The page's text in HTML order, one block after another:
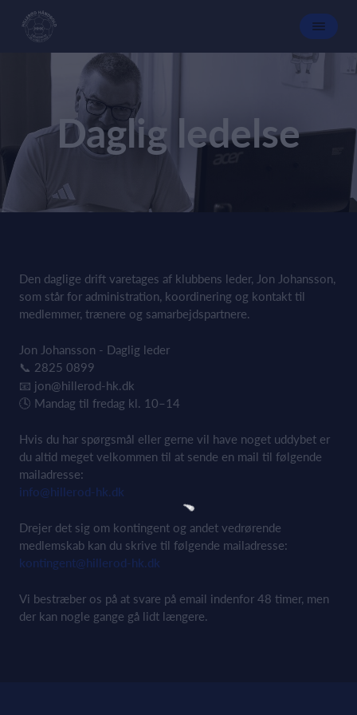
Daglig ledelse
Den daglige drift varetages af klubbens leder, Jon Johansson,
som står for administration, koordinering og kontakt til
medlemmer, trænere og samarbejdspartnere.
Jon Johansson - Daglig leder
📞 2825 0899
📧 jon@hillerod-hk.dk
🕓 Mandag til fredag kl. 10–14
Hvis du har spørgsmål eller gerne vil have noget uddybet er
du altid meget velkommen til at sende en mail til følgende
mailadresse:
info@hillerod-hk.dk
Drejer det sig om kontingent og andet vedrørende
medlemskab kan du skrive til følgende mailadresse:
kontingent@hillerod-hk.dk
Vi bestræber os på at svare på email indenfor 48 timer, men
der kan nogle gange gå lidt længere.